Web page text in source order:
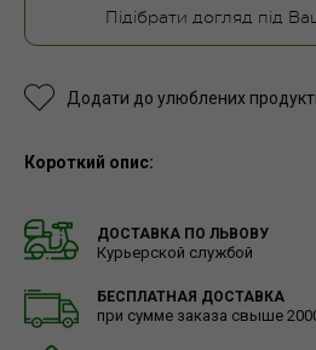
Підібрати догляд під
Додати до улюблених
Короткий опис:
ДОСТАВКА ПО ЛЬВОВУ
Курьерской службой
БЕСПЛАТНАЯ ДОСТАВКА
при сумме заказа свыше